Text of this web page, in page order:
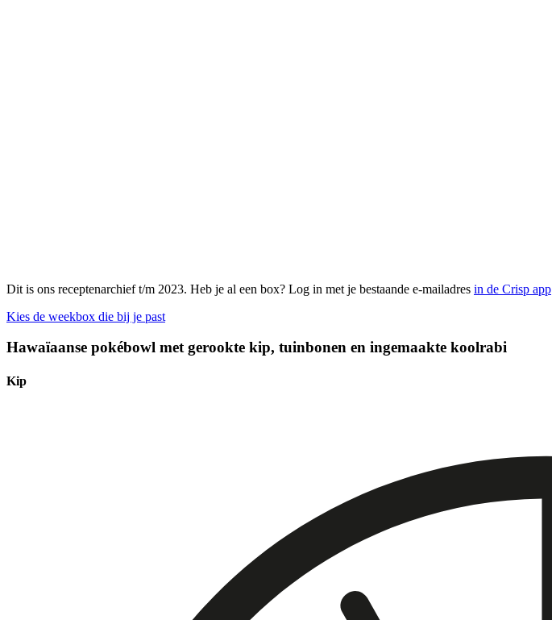
Dit is ons receptenarchief t/m 2023. Heb je al een box? Log in met je bestaande e-mailadres in de Crisp app
Kies de weekbox die bij je past
Hawaïaanse pokébowl met gerookte kip, tuinbonen en ingemaakte koolrabi
Kip